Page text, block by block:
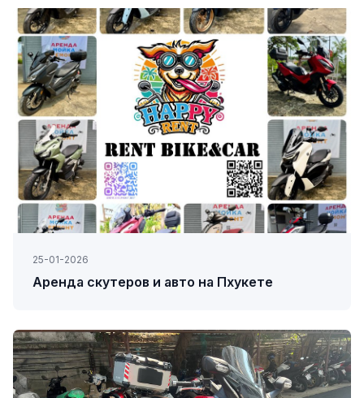
25-01-2026
Аренда скутеров и авто на Пхукете